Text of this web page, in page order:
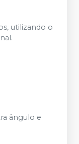
utilizando o
ângulo e